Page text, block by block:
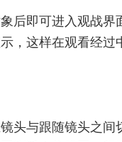
后即可进入观战
，这样在观看经过
头与跟随镜头之